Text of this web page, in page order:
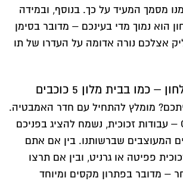
מסמך המעיד על כך. בנוסף, ובמידה
הוא נמוך מדי בעינכם – מדובר בסימן
אצלכם נורה אדומה על העדרו של תו
כמו בבית מלון 5 כוכבים
מומלץ להתחיל עם חדר האמבטיה.
אנו, בעקיבא Glass – עבודות זכוכית, נשמח להציג בפניכם
המעוצבים שברשותנו. בין אם אתם
פפיטה או גרניט, ובין אם תרצו
– מדובר בפתרון מקסים ומיוחד